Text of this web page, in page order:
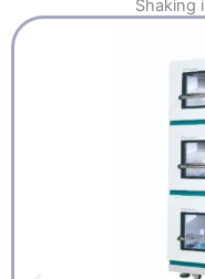
Shaking